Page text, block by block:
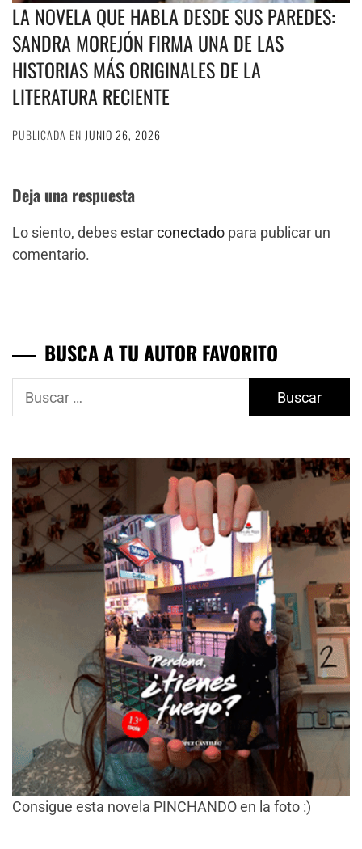
LA NOVELA QUE HABLA DESDE SUS PAREDES:
SANDRA MOREJÓN FIRMA UNA DE LAS
HISTORIAS MÁS ORIGINALES DE LA
LITERATURA RECIENTE
PUBLICADA EN JUNIO 26, 2026
Deja una respuesta
Lo siento, debes estarconectado para publicar un
comentario.
BUSCA A TU AUTOR FAVORITO
Buscar:
Consigue esta novela PINCHANDO en la foto :)